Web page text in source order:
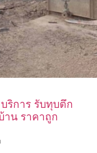
ริการ รับทุบตึก
าน ราคาถูก